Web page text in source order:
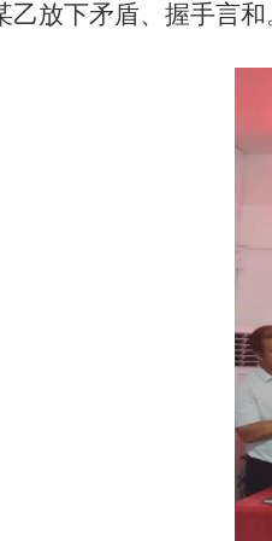
乙放下矛盾、握手言和